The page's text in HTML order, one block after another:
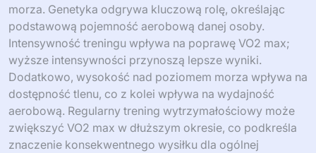
morza. Genetyka odgrywa kluczową rolę, określając
podstawową pojemność aerobową danej osoby.
Intensywność treningu wpływa na poprawę VO2 max;
wyższe intensywności przynoszą lepsze wyniki.
Dodatkowo, wysokość nad poziomem morza wpływa na
dostępność tlenu, co z kolei wpływa na wydajność
aerobową. Regularny trening wytrzymałościowy może
zwiększyć VO2 max w dłuższym okresie, co podkreśla
znaczenie konsekwentnego wysiłku dla ogólnej